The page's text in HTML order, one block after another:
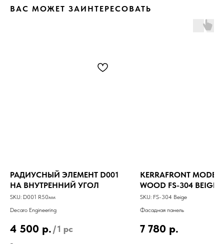
ВАС МОЖЕТ ЗАИНТЕРЕСОВАТЬ
РАДИУСНЫЙ ЭЛЕМЕНТ D001
НА ВНУТРЕННИЙ УГОЛ
SKU: D001 R50мм
Decaro Engineering
4 500 р./1 pc
KERRAFRONT
WOOD FS-304 BEIGE
SKU: FS-304 Beige
Фасадная панель
7 780 р.